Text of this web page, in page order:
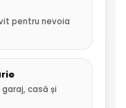
pentru nevoia
casă și